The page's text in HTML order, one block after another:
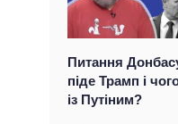
Питання
піде Трамп і
із Путіним?